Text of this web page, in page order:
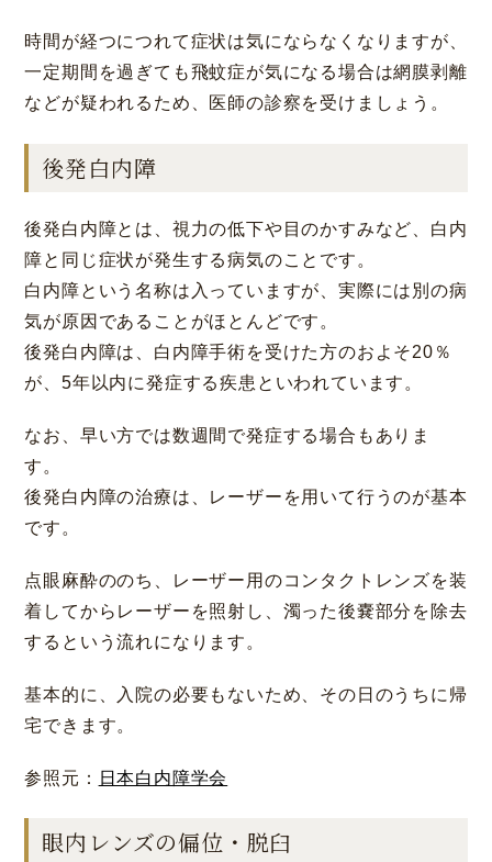
時間が経つにつれて症状は気にならなくなりますが、
一定期間を過ぎても飛蚊症が気になる場合は網膜剥離
などが疑われるため、医師の診察を受けましょう。
後発白内障
後発白内障とは、視力の低下や目のかすみなど、白内
障と同じ症状が発生する病気のことです。
白内障という名称は入っていますが、実際には別の病
気が原因であることがほとんどです。
後発白内障は、白内障手術を受けた方のおよそ20％
が、5年以内に発症する疾患といわれています。
なお、早い方では数週間で発症する場合もありま
す。
後発白内障の治療は、レーザーを用いて行うのが基本
です。
点眼麻酔ののち、レーザー用のコンタクトレンズを装
着してからレーザーを照射し、濁った後嚢部分を除去
するという流れになります。
基本的に、入院の必要もないため、その日のうちに帰
宅できます。
参照元： 日本白内障学会
眼内レンズの偏位・脱臼